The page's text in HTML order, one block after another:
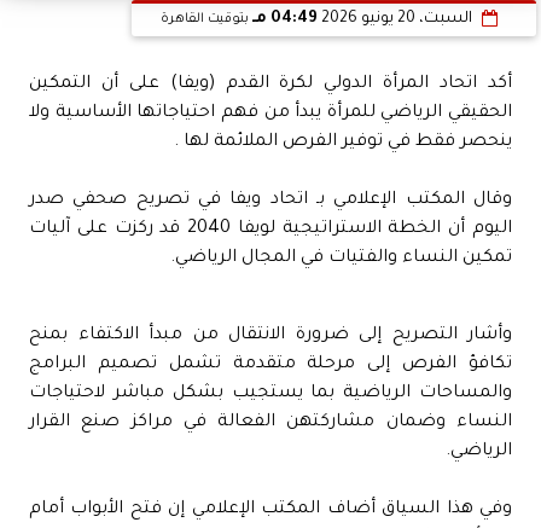
السبت، 20 يونيو 2026 04:49 مـ بتوقيت القاهرة
أكد اتحاد المرأة الدولي لكرة القدم (ويفا) على أن التمكين
الحقيقي الرياضي للمرأة يبدأ من فهم احتياجاتها الأساسية ولا
ينحصر فقط في توفير الفرص الملائمة لها .
وقال المكتب الإعلامي بـ اتحاد ويفا في تصريح صحفي صدر
اليوم أن الخطة الاستراتيجية لويفا 2040 قد ركزت على آليات
تمكين النساء والفتيات في المجال الرياضي.
وأشار التصريح إلى ضرورة الانتقال من مبدأ الاكتفاء بمنح
تكافؤ الفرص إلى مرحلة متقدمة تشمل تصميم البرامج
والمساحات الرياضية بما يستجيب بشكل مباشر لاحتياجات
النساء وضمان مشاركتهن الفعالة في مراكز صنع القرار
الرياضي.
وفي هذا السياق أضاف المكتب الإعلامي إن فتح الأبواب أمام